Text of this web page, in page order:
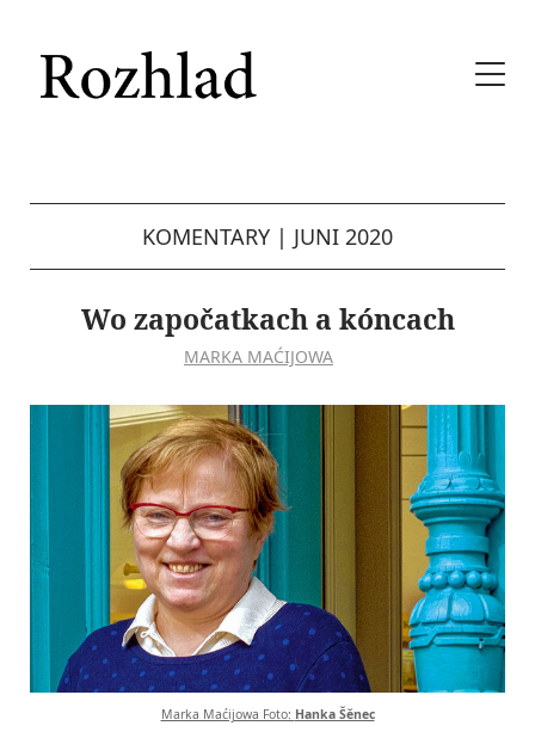
KOMENTARY | JUNI 2020
Wo započatkach a kóncach
MARKA MAĆIJOWA
Marka Maćijowa Foto: Hanka Šěnec